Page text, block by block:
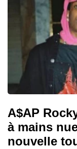
A$AP
à mains
nouvelle